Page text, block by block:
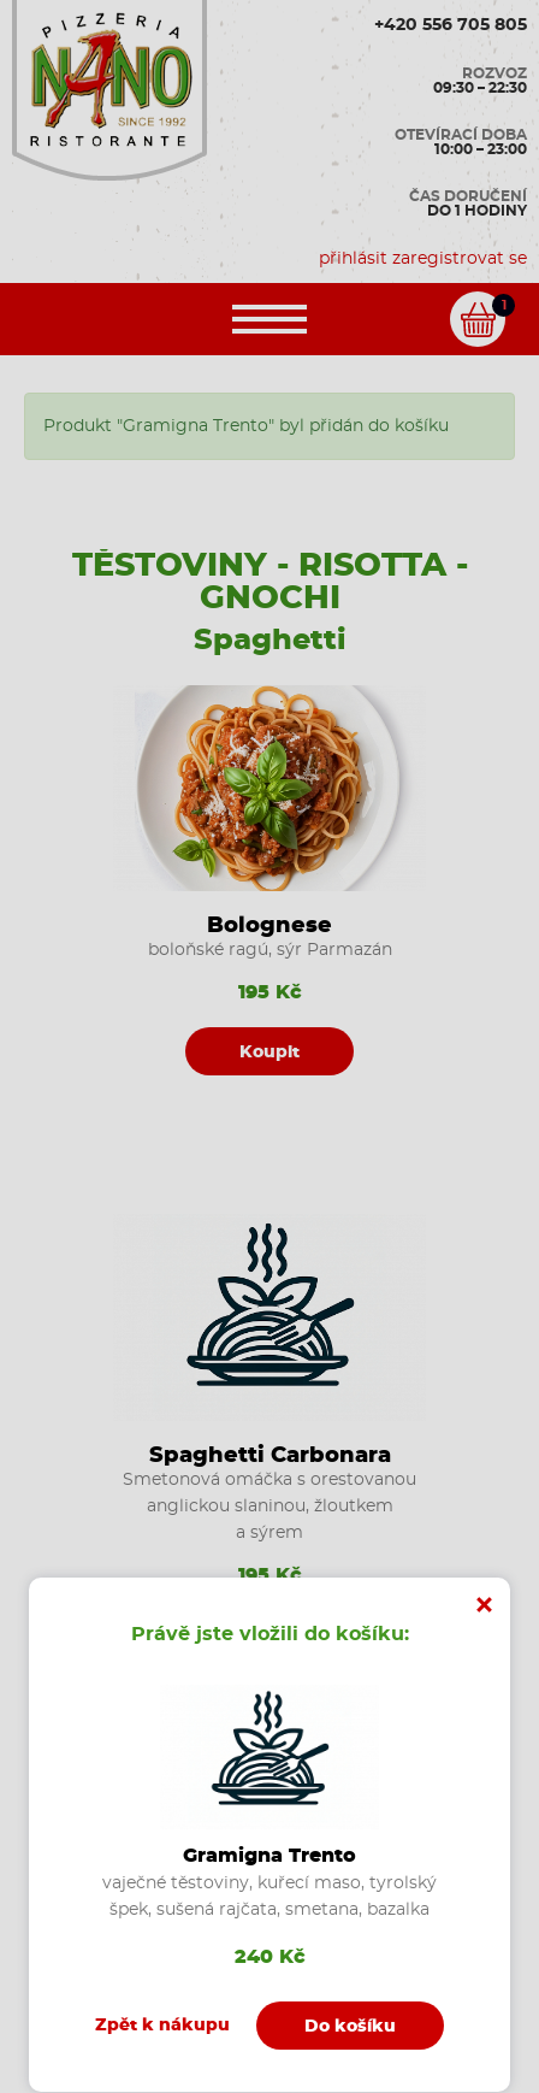
+420 556 705 805
ROZVOZ
09:30 – 22:30
OTEVÍRACÍ DOBA
10:00 – 23:00
ČAS DORUČENÍ
DO 1 HODINY
přihlásit zaregistrovat se
1
Produkt "Gramigna Trento" byl přidán do košíku
TĚSTOVINY - RISOTTA -
GNOCHI
Spaghetti
Bolognese
boloňské ragú, sýr Parmazán
195 Kč
Koupit
Spaghetti Carbonara
Smetonová omáčka s orestovanou
anglickou slaninou, žloutkem
a sýrem
195 Kč
Koupit
Olio e Aglio
Právě jste vložili do košíku:
Gramigna Trento
vaječné těstoviny, kuřecí maso, tyrolský
špek, sušená rajčata, smetana, bazalka
240 Kč
Zpět k nákupu Do košíku